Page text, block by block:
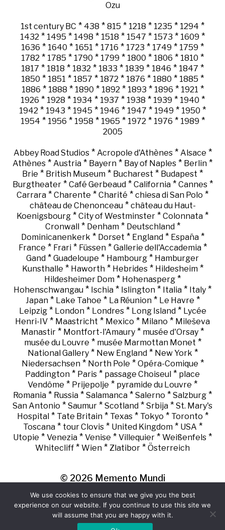
Ozu
1st century BC * 438 * 815 * 1218 * 1235 * 1294 *
1432 * 1495 * 1498 * 1518 * 1547 * 1573 * 1609 *
1636 * 1640 * 1651 * 1716 * 1723 * 1749 * 1759 *
1782 * 1785 * 1790 * 1799 * 1800 * 1806 * 1810 *
1817 * 1818 * 1832 * 1833 * 1839 * 1846 * 1847 *
1850 * 1851 * 1857 * 1872 * 1876 * 1880 * 1885 *
1886 * 1888 * 1890 * 1892 * 1893 * 1896 * 1921 *
1926 * 1928 * 1934 * 1937 * 1938 * 1939 * 1940 *
1942 * 1943 * 1945 * 1946 * 1947 * 1949 * 1950 *
1954 * 1956 * 1958 * 1965 * 1972 * 1976 * 1989 *
2005
Abbey Road Studios* Acropole d'Athènes* Alsace *
Athènes * Austria * Bayern * Bay of Naples * Berlin *
Brie * British Museum * Bucharest * Budapest *
Burgtheater* Café Gerbeaud* California* Cannes*
Carrara * Charente * Charité * chiesa di San Polo *
château de Chenonceau* château du Haut-
Koenigsbourg * City of Westminster * Colonnata *
Cronwall* Denham* Deutschland*
Dominicanenkerk * Dorset * England* España*
France * Frari* Füssen* Gallerie dell'Accademia*
Gand * Guadeloupe * Hambourg * Hamburger
Kunsthalle * Haworth* Hebrides* Hildesheim*
Hildesheimer Dom * Hohenasperg *
Hohenschwangau * Ischia * Islington * Italia * Italy *
Japan* Lake Tahoe * La Réunion* Le Havre *
Leipzig* London* Londres* Long Island* Lycée
Henri-IV * Maastricht * Mexico * Milano * Mileševa
Manastir * Montfort-l'Amaury * musée d'Orsay *
musée du Louvre * musée Marmottan Monet *
National Gallery* New England* New York *
Niedersachsen* North Pole * Opéra-Comique *
Paddington * Paris * passage Choiseul * place
Vendôme * Prijepolje * pyramide du Louvre *
Romania * Russia * Salamanca * Salerno * Salzburg *
San Antonio * Saumur * Scotland * Srbija * St. Mary's
Hospital* Tate Britain* Texas* Tokyo * Toronto *
Toscana* tour Clovis* United Kingdom* USA *
Utopie * Venezia * Venise * Villequier * Weißenfels *
Whitecliff * Wien * Zlatibor * Österreich
© 2026 Memento Mundi
We use cookies to ensure that we give you the best
experience on our website. If you continue to use this site we
will assume that you are happy with it.